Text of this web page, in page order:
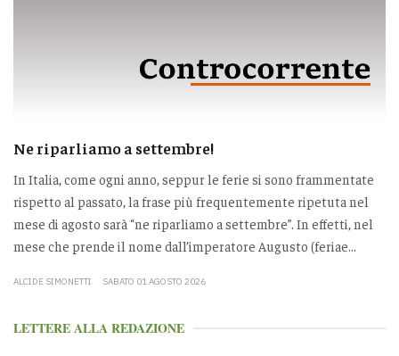
Ne riparliamo a settembre!
In Italia, come ogni anno, seppur le ferie si sono frammentate
rispetto al passato, la frase più frequentemente ripetuta nel
mese di agosto sarà “ne riparliamo a settembre”. In effetti, nel
mese che prende il nome dall’imperatore Augusto (feriae...
ALCIDE SIMONETTI SABATO 01 AGOSTO 2026
LETTERE ALLA REDAZIONE